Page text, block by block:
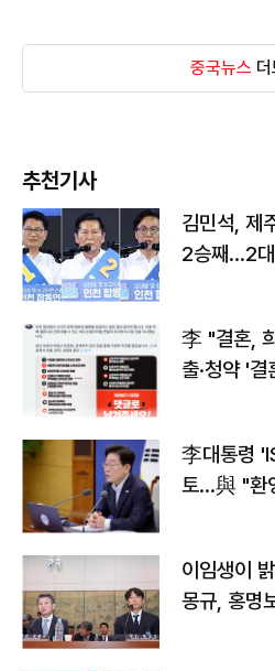
중국뉴스 더
추천기사
김민석, 제
2승째…2
李 "결혼,
출·청약 '
李대통령
토…與 "환
이임생이
몽규, 홍명